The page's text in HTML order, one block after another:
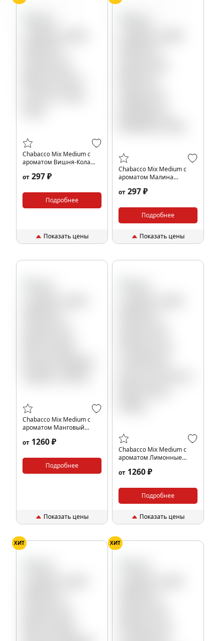
Chabacco Mix Medium с
ароматом Вишня-Кола
от 297 ₽
Подробнее
Показать цены
Chabacco Mix Medium с
ароматом Малина
Rafaella), 40гр.
от 297 ₽
Подробнее
Показать цены
Chabacco Mix Medium с
ароматом Манговый
200гр.
от 1260 ₽
Подробнее
Показать цены
Chabacco Mix Medium с
ароматом Лимонные
Jelly Slices), 200гр.
от 1260 ₽
Подробнее
Показать цены
ХИТ ХИТ